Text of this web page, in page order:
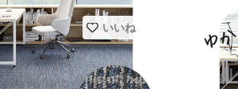
いいね